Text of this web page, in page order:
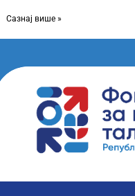
Сазнај више »